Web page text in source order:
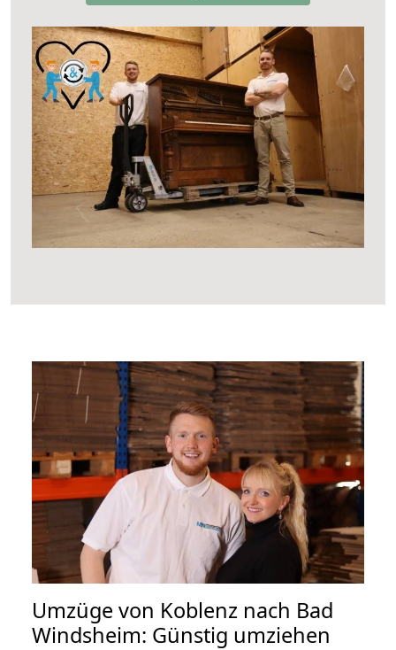
Umzüge von Koblenz nach Bad
Windsheim: Günstig umziehen